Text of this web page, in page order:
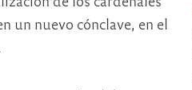
un nuevo cónclave, en el